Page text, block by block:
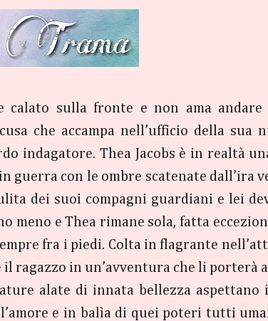
sulla fronte e non ama andare
che accampa nell’ufficio della sua
indagatore. Thea Jacobs è in realtà
guerra con le ombre scatenate dall’ira
dei suoi compagni guardiani e lei
e Thea rimane sola, fatta
fra i piedi. Colta in flagrante
ragazzo in un’avventura che li
alate di innata bellezza aspettano
e in balìa di quei poteri tutti